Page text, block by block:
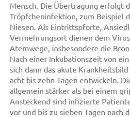
Mensch. Die Übertragung erfolgt
Tröpfcheninfektion, zum Beispiel
Niesen. Als Eintrittspforte,
Vermehrungsort dienen dem
Atemwege, insbesondere die
Nach einer Inkubationszeit von
sich dann das akute
acht bis zehn Tagen entwickeln.
allgemein stärker als bei einem
Ansteckend sind infizierte
vor und bis zu sieben Tagen nach